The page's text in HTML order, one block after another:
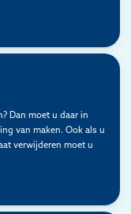
Dan moet u daar in
van maken. Ook als u
verwijderen moet u